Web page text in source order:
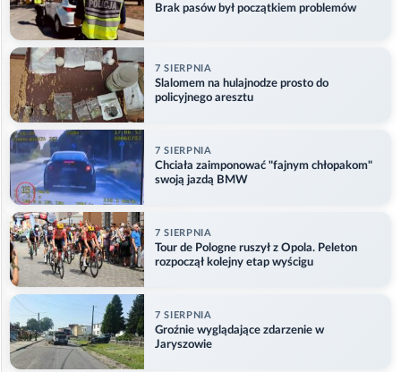
Brak pasów był początkiem problemów
7 SIERPNIA
Slalomem na hulajnodze prosto do
policyjnego aresztu
7 SIERPNIA
Chciała zaimponować "fajnym chłopakom"
swoją jazdą BMW
7 SIERPNIA
Tour de Pologne ruszył z Opola. Peleton
rozpoczął kolejny etap wyścigu
7 SIERPNIA
Groźnie wyglądające zdarzenie w
Jaryszowie